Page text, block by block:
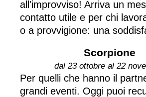
all'improvviso! Arriva un
contatto utile e per chi
o a provvigione: una
Scorpione
dal 23 ottobre al 22
Per quelli che hanno il
grandi eventi. Oggi puoi